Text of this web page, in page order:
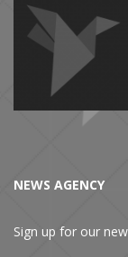
NEWS AGENCY
Sign up for our